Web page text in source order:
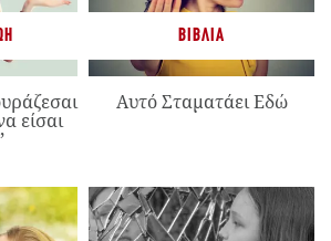
είσαι
ΒΙΒΛΊΑ
Αυτό Σταματάει Εδώ